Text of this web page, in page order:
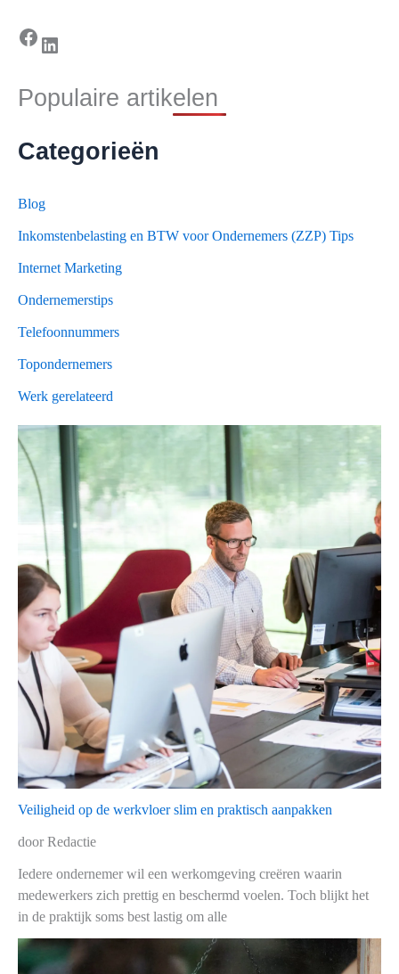
Facebook LinkedIn
Populaire artikelen
Categorieën
Blog
Inkomstenbelasting en BTW voor Ondernemers (ZZP) Tips
Internet Marketing
Ondernemerstips
Telefoonnummers
Topondernemers
Werk gerelateerd
Veiligheid op de werkvloer slim en praktisch aanpakken
door Redactie
Iedere ondernemer wil een werkomgeving creëren waarin
medewerkers zich prettig en beschermd voelen. Toch blijkt het
in de praktijk soms best lastig om alle